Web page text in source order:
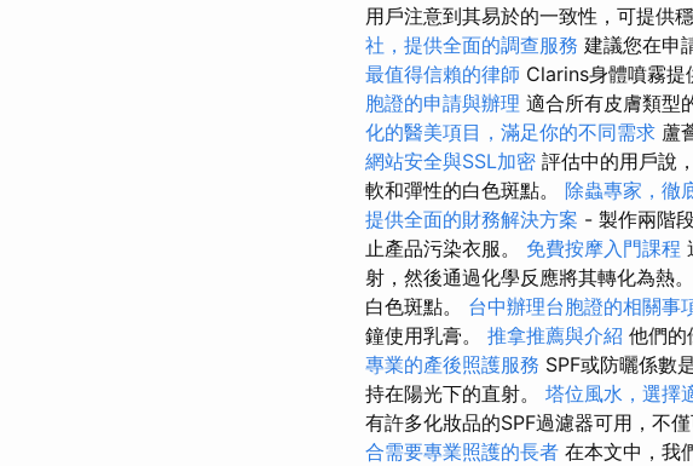
用戶注意到其易於的一致性，可提供
社，提供全面的調查服務 建議您在申
最值得信賴的律師 Clarins身體噴霧提
胞證的申請與辦理 適合所有皮膚類型
化的醫美項目，滿足你的不同需求 蘆
網站安全與SSL加密 評估中的用戶說
軟和彈性的白色斑點。 除蟲專家，徹
提供全面的財務解決方案 - 製作兩階
止產品污染衣服。 免費按摩入門課程
射，然後通過化學反應將其轉化為熱。
白色斑點。 台中辦理台胞證的相關事
鐘使用乳膏。 推拿推薦與介紹 他們的
專業的產後照護服務 SPF或防曬係數
持在陽光下的直射。 塔位風水，選擇
有許多化妝品的SPF過濾器可用，不
合需要專業照護的長者 在本文中，我